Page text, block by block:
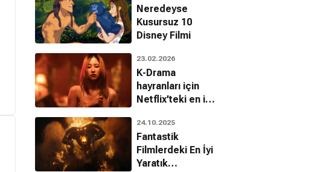
Neredeyse
Kusursuz 10
Disney Filmi
23.02.2026
K-Drama
hayranları için
Netflix’teki en iyi
24.10.2025
Fantastik
Filmlerdeki En İyi
Yaratık